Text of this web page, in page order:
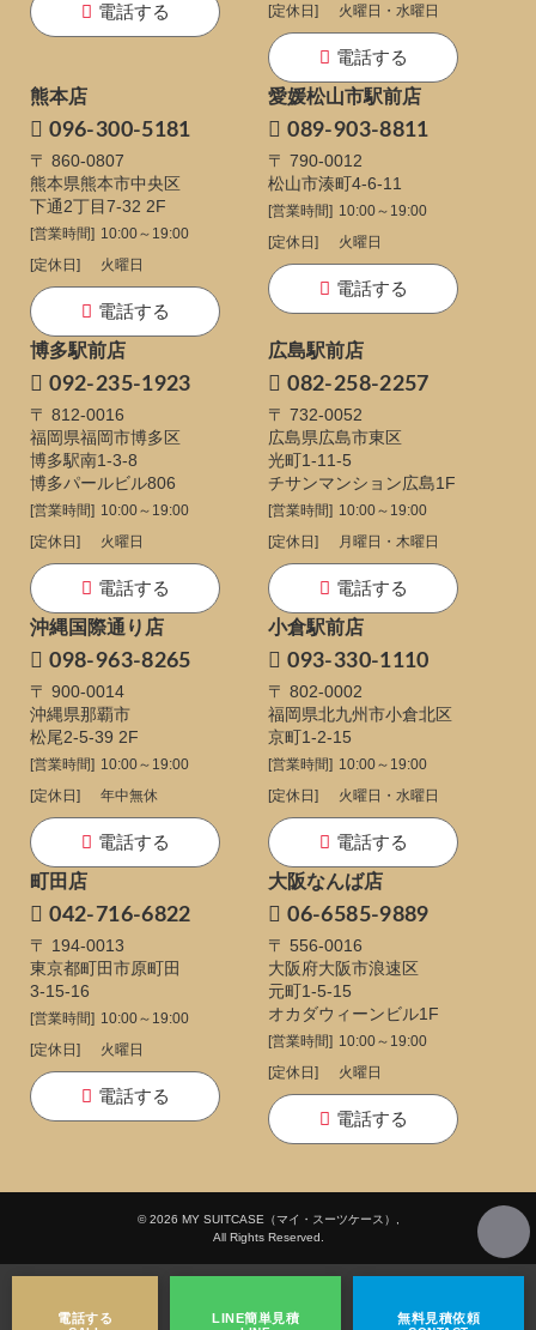
電話する
[定休日]
火曜日・水曜日
電話する
熊本店
096-300-5181
〒 860-0807
熊本県熊本市中央区
下通2丁目7-32 2F
[営業時間] 10:00～19:00
[定休日]
火曜日
電話する
愛媛松山市駅前店
089-903-8811
〒 790-0012
松山市湊町4-6-11
[営業時間] 10:00～19:00
[定休日]
火曜日
電話する
博多駅前店
092-235-1923
〒 812-0016
福岡県福岡市博多区
博多駅南1-3-8
博多パールビル806
[営業時間] 10:00～19:00
[定休日]
火曜日
電話する
広島駅前店
082-258-2257
〒 732-0052
広島県広島市東区
光町1-11-5
チサンマンション広島1F
[営業時間] 10:00～19:00
[定休日]
月曜日・木曜日
電話する
沖縄国際通り店
098-963-8265
〒 900-0014
沖縄県那覇市
松尾2-5-39 2F
[営業時間] 10:00～19:00
[定休日]
年中無休
電話する
小倉駅前店
093-330-1110
〒 802-0002
福岡県北九州市小倉北区
京町1-2-15
[営業時間] 10:00～19:00
[定休日]
火曜日・水曜日
電話する
町田店
042-716-6822
〒 194-0013
東京都町田市原町田
3-15-16
[営業時間] 10:00～19:00
[定休日]
火曜日
電話する
大阪なんば店
06-6585-9889
〒 556-0016
大阪府大阪市浪速区
元町1-5-15
オカダウィーンビル1F
[営業時間] 10:00～19:00
[定休日]
火曜日
電話する
電話する LINE簡単見積 無料見積依頼
© 2026 MY SUITCASE（マイ・スーツケース）,
All Rights Reserved.